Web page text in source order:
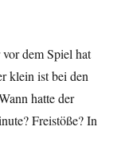
dem Spiel hat
klein ist bei den
hatte der
Freistöße? In